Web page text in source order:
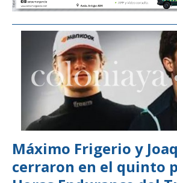
Máximo Frigerio y
cerraron en el quinto